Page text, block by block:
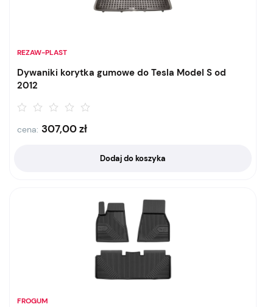
REZAW-PLAST
Dywaniki korytka gumowe do Tesla Model S od
2012
cena: 307,00zł
Dodaj do koszyka
FROGUM